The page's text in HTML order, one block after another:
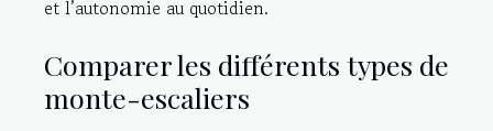
et l’autonomie au quotidien.
Comparer les différents types de
monte-escaliers